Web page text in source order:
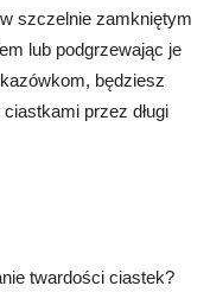
szczelnie zamkniętym
lub podgrzewając je
będziesz
przez długi
twardości ciastek?